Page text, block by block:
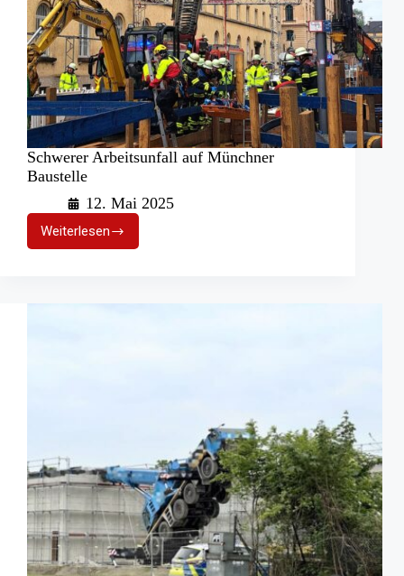
Schwerer Arbeitsunfall auf Münchner
Baustelle
12. Mai 2025
Weiterlesen
Schwerer
Arbeitsunfall
Baustelle